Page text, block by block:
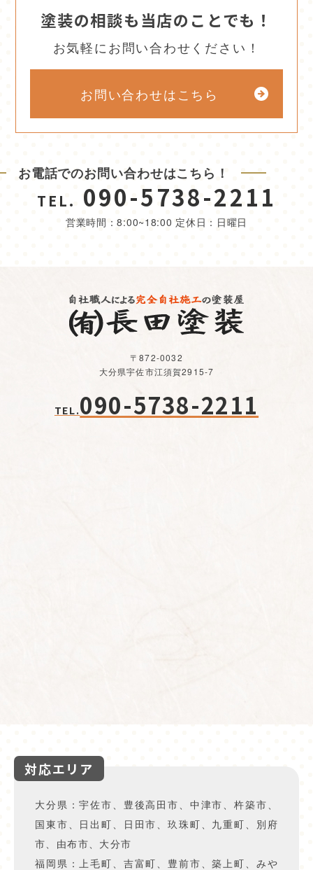
塗装の相談も当店のことでも！
お気軽にお問い合わせください！
お問い合わせはこちら
お電話でのお問い合わせはこちら！
TEL. 090-5738-2211
営業時間：8:00~18:00 定休日：日曜日
〒872-0032
大分県宇佐市江須賀2915-7
TEL.090-5738-2211
対応エリア
大分県：宇佐市、豊後高田市、中津市、杵築市、
国東市、日出町、日田市、玖珠町、九重町、別府
市、由布市、大分市
福岡県：上毛町、吉富町、豊前市、築上町、みや